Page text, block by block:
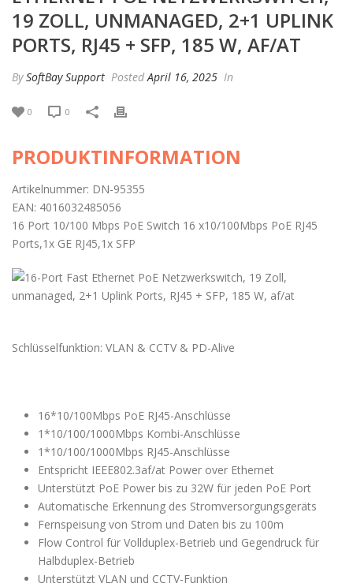
19 ZOLL, UNMANAGED, 2+1 UPLINK
PORTS, RJ45 + SFP, 185 W, AF/AT
BySoftBay Support PostedApril 16, 2025 In
0 0
PRODUKTINFORMATION
Artikelnummer: DN-95355
EAN: 4016032485056
16 Port 10/100 Mbps PoE Switch 16 x10/100Mbps PoE RJ45
Ports,1x GE RJ45,1x SFP
Schlüsselfunktion: VLAN & CCTV & PD-Alive
16*10/100Mbps PoE RJ45-Anschlüsse
1*10/100/1000Mbps Kombi-Anschlüsse
1*10/100/1000Mbps RJ45-Anschlüsse
Entspricht IEEE802.3af/at Power over Ethernet
Unterstützt PoE Power bis zu 32W für jeden PoE Port
Automatische Erkennung des Stromversorgungsgeräts
Fernspeisung von Strom und Daten bis zu 100m
Flow Control für Vollduplex-Betrieb und Gegendruck für
Halbduplex-Betrieb
Unterstützt VLAN und CCTV-Funktion